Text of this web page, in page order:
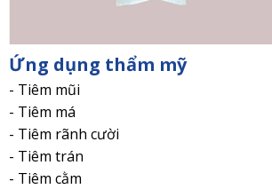
Ứng dụng thẩm mỹ
- Tiêm mũi
- Tiêm má
- Tiêm rãnh cười
- Tiêm trán
- Tiêm cằm